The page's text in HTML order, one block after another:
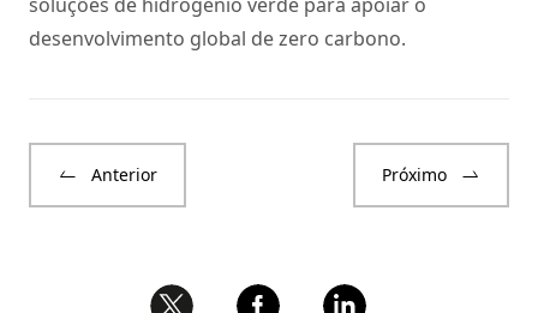
desenvolvimento global de zero carbono.
Anterior Próximo